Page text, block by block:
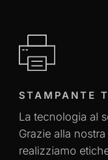
STAMPANTE
La tecnologia al
Grazie alla
realizziamo